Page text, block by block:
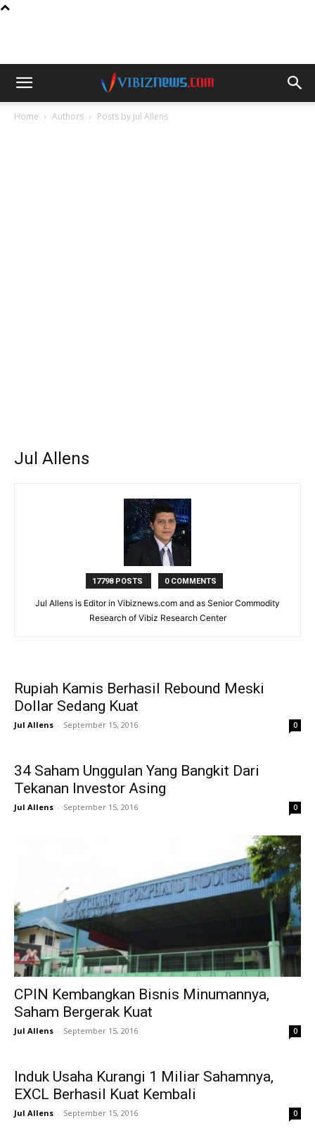
Home Authors Posts by Jul Allens
Jul Allens
17798 POSTS 0 COMMENTS
Jul Allens is Editor in Vibiznews.com and as Senior Commodity
Research of Vibiz Research Center
Rupiah Kamis Berhasil Rebound Meski
Dollar Sedang Kuat
Jul Allens - September 15, 2016 0
34 Saham Unggulan Yang Bangkit Dari
Tekanan Investor Asing
Jul Allens - September 15, 2016 0
CPIN Kembangkan Bisnis Minumannya,
Saham Bergerak Kuat
Jul Allens - September 15, 2016 0
Induk Usaha Kurangi 1 Miliar Sahamnya,
EXCL Berhasil Kuat Kembali
Jul Allens - September 15, 2016 0